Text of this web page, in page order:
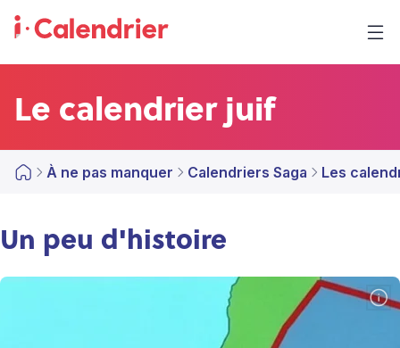
Le calendrier juif
À ne pas manquer Calendriers Saga Les
Un peu d'histoire